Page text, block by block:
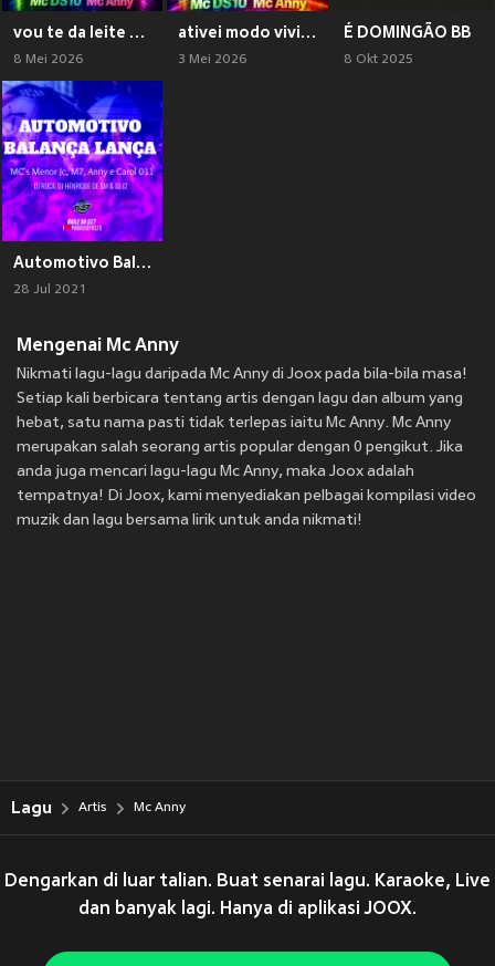
vou te da leite na xota (Explicit)
8 Mei 2026
ativei modo vivi (Explicit)
3 Mei 2026
É DOMINGÃO BB
8 Okt 2025
Automotivo Balança Lança (Explicit)
28 Jul 2021
Mengenai Mc Anny
Nikmati lagu-lagu daripada Mc Anny di Joox pada bila-bila masa!
Setiap kali berbicara tentang artis dengan lagu dan album yang
hebat, satu nama pasti tidak terlepas iaitu Mc Anny. Mc Anny
merupakan salah seorang artis popular dengan 0 pengikut. Jika
anda juga mencari lagu-lagu Mc Anny, maka Joox adalah
tempatnya! Di Joox, kami menyediakan pelbagai kompilasi video
muzik dan lagu bersama lirik untuk anda nikmati!
Lagu Artis Mc Anny
Dengarkan di luar talian. Buat senarai lagu. Karaoke, Live
dan banyak lagi. Hanya di aplikasi JOOX.